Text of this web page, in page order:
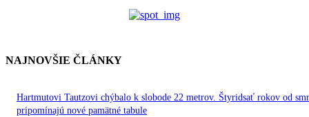
NAJNOVŠIE ČLÁNKY
Hartmutovi Tautzovi chýbalo k slobode 22 metrov. Štyridsať rokov od
pripomínajú nové pamätné tabule